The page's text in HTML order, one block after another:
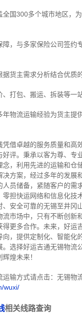
全国300多个城市地区，
，与多家保险公司签约
货主需求分析结合优质
、打包、搬运、拆装等一
年物流运输经验为货主提
凭借卓越的服务质量和高
评。 秉承以客为尊、专
念，利用先进的运输和仓
决方案，经过多年的发展
人员储备，紧随客户的需
担快运网络和信息化技
安全可靠的无锡至井冈
流市场中，只有不断创新
更多合作。 未来，好运
，提供定制化、智能化
。选择好运吉通无锡物流
煌未来！
运输方式请点击：无锡物
wuxi/
相关线路查询